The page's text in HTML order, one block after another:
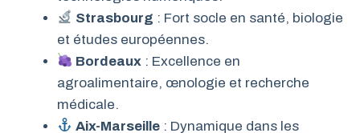
Strasbourg : Fort socle en santé, biologie
et études européennes.
Bordeaux : Excellence en
agroalimentaire, œnologie et recherche
médicale.
Aix-Marseille : Dynamique dans les